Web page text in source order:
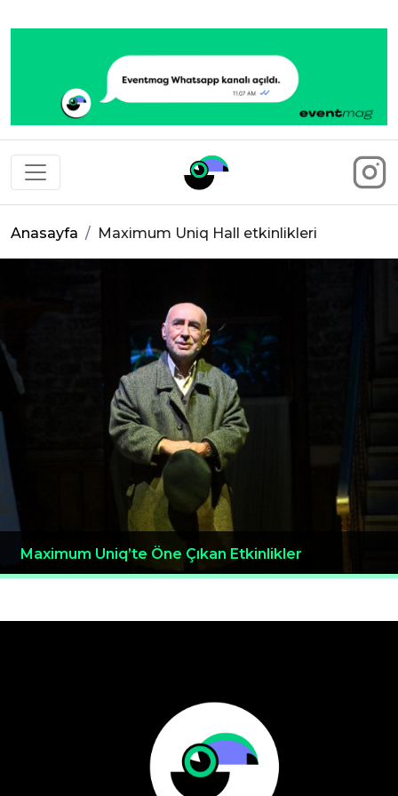
Eventmag
Anasayfa Maximum Uniq Hall etkinlikleri
Maximum Uniq’te Öne Çıkan Etkinlikler